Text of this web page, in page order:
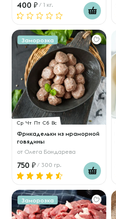
400 / 1 кг.
Заморозка
Ср Чт Пт Сб Вс
Фрикадельки из мраморной
говядины
от Олега Бондарева
750 / 300 гр.
Заморозка